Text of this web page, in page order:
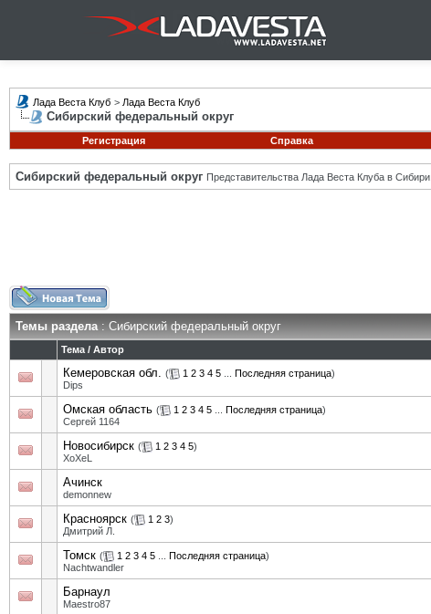
Лада Веста Клуб > Лада Веста Клуб
Сибирский федеральный округ
Регистрация
Справка
Сибирский федеральный округ Представительства Лада Веста Клуба в Сибири.
Темы раздела: Сибирский федеральный округ
Тема / Автор
Кемеровская обл. ( 1 2 3 4 5 Последняя страница)
Dips
Омская область ( 1 2 3 4 5 Последняя страница)
Сергей 1164
Новосибирск ( 1 2 3 4 5)
XoXeL
Ачинск
demonnew
Красноярск ( 1 2 3)
Дмитрий Л.
Томск ( 1 2 3 4 5 Последняя страница)
Nachtwandler
Барнаул
Maestro87